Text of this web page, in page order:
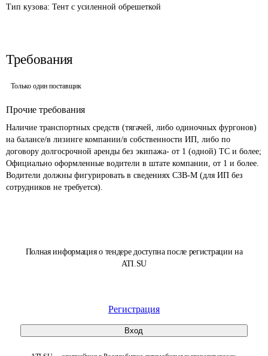
Полная информация о тендере доступна после регистрации на
ATI.SU
Регистрация
Вход
Тип кузова: Тент с усиленной обрешеткой
Требования
Только один поставщик
Прочие требования
Наличие транспортных средств (тягачей, либо одиночных фургонов)
на балансе/в лизинге компании/в собственности ИП, либо по
договору долгосрочной аренды без экипажа- от 1 (одной) ТС и более;
Официально оформленные водители в штате компании, от 1 и более.
Водители должны фигурировать в сведениях СЗВ-М (для ИП без
сотрудников не требуется).